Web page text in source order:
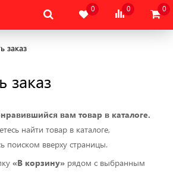
0 0 0
заказ
заказ
вам товар в каталоге.
найти товар в каталоге,
поиском вверху страницы.
«В корзину» рядом с выбранным